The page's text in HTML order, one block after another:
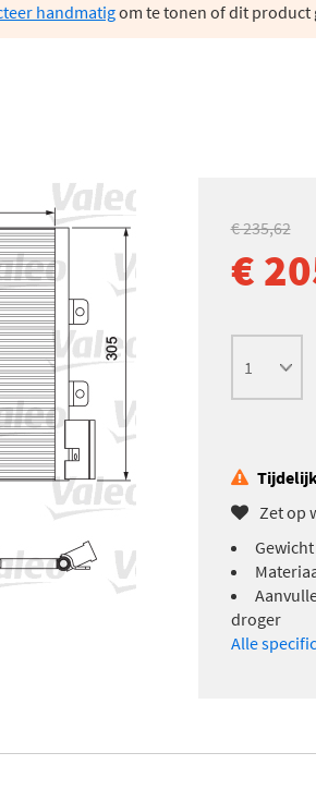
handmatigom te tonen of dit product
€ 235,62
€
Zet op
droger
Alle